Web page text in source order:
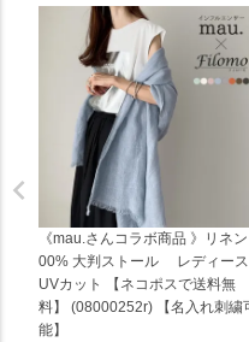
《mau.さんコラボ商品 》リネ
00% 大判ストール レディース
UVカット 【ネコポスで送料無
料】 (08000252r) 【名入れ刺繍
能】